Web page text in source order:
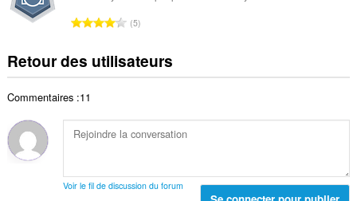
o
e
s
a
e
n
e
s
e
o
t
d
e
t
N
b
t
o
l
5
Retour des utilisateurs
Commentaires :11
Voir le fil de discussion du forum